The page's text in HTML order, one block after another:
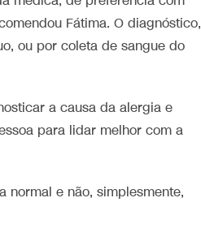
Fátima. O diagnóstico,
ou por coleta de sangue do
a causa da alergia e
para lidar melhor com a
normal e não, simplesmente,